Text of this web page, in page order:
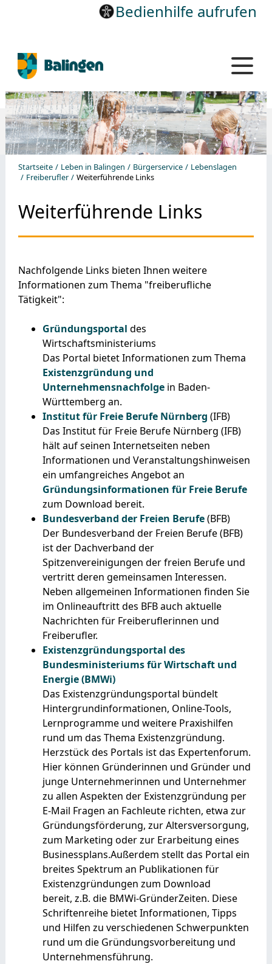
Bedienhilfe aufrufen
Startseite Leben in Balingen Bürgerservice
Lebenslagen
Freiberufler
Weiterführende Links
Weiterführende Links
Nachfolgende Links bieten Ihnen weitere
Informationen zum Thema "freiberufliche
Tätigkeit":
Gründungsportal des
Wirtschaftsministeriums
Das Portal bietet Informationen zum Thema
Existenzgründung und
Unternehmensnachfolgein Baden-
Württemberg an.
Institut für Freie Berufe Nürnberg (IFB)
Das Institut für Freie Berufe Nürnberg (IFB)
hält auf seinen Internetseiten neben
Informationen und Veranstaltungshinweisen
ein umfangreiches Angebot an
Gründungsinformationen für Freie Berufe
zum Download bereit.
Bundesverband der Freien Berufe(BFB)
Der Bundesverband der Freien Berufe (BFB)
ist der Dachverband der
Spitzenvereinigungen der freien Berufe und
vertritt deren gemeinsamen Interessen.
Neben allgemeinen Informationen finden Sie
im Onlineauftritt des BFB auch aktuelle
Nachrichten für Freiberuflerinnen und
Freiberufler.
Existenzgründungsportal des
Bundesministeriums für Wirtschaft und
Energie (BMWi)
Das Existenzgründungsportal bündelt
Hintergrundinformationen, Online-Tools,
Lernprogramme und weitere Praxishilfen
rund um das Thema Existenzgründung.
Herzstück des Portals ist das Expertenforum.
Hier können Gründerinnen und Gründer und
junge Unternehmerinnen und Unternehmer
zu allen Aspekten der Existenzgründung per
E-Mail Fragen an Fachleute richten, etwa zur
Gründungsförderung, zur Altersversorgung,
zum Marketing oder zur Erarbeitung eines
Businessplans.Außerdem stellt das Portal ein
breites Spektrum an Publikationen für
Existenzgründungen zum Download
bereit, z.B. die BMWi-GründerZeiten. Diese
Schriftenreihe bietet Informationen, Tipps
und Hilfen zu verschiedenen Schwerpunkten
rund um die Gründungsvorbereitung und
Unternehmensführung.